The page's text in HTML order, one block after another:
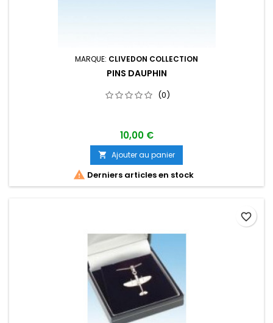
MARQUE: CLIVEDON COLLECTION
PINS DAUPHIN
(0)
10,00 €
 Ajouter au panier
 Derniers articles en stock
favorite_border